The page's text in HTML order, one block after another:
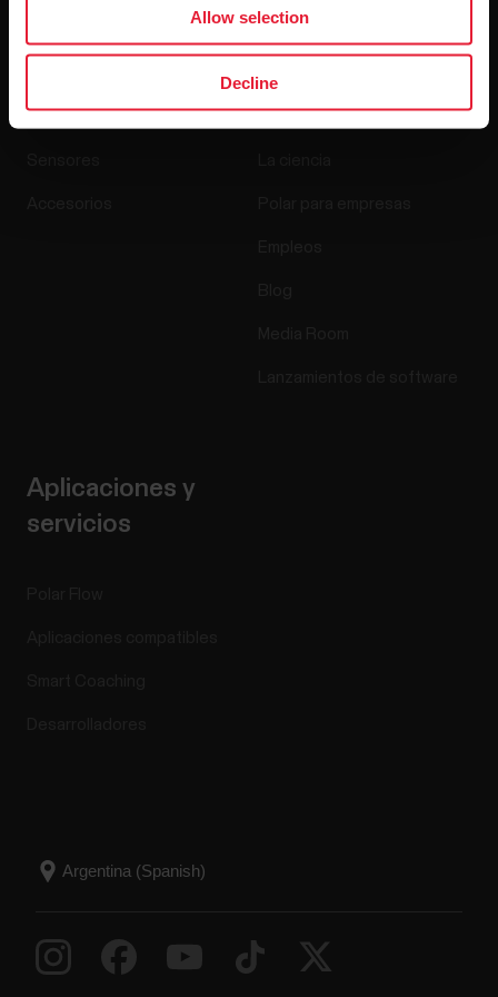
Allow selection
Decline
Productos
Relojes
Acerca de Polar
Nuestra esencia
Aplicaciones y
servicios